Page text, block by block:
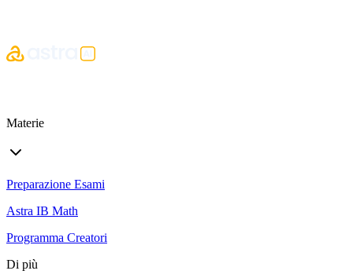
Materie
Preparazione Esami
Astra IB Math
Programma Creatori
Di più